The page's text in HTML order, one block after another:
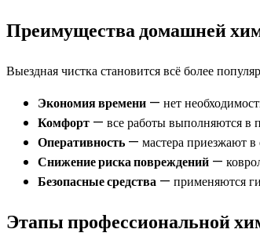
Преимущества домашней
Выездная чистка становится всё более
Экономия времени — нет
Комфорт — все работы выполняются в
Оперативность — мастера приезжают в
Снижение риска повреждений —
Безопасные средства — применяются
Этапы профессиональной